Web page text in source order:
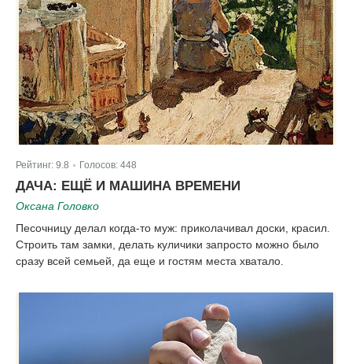
Рейтинг: 9.8 Голосов: 448
ДАЧА: ЕЩЁ И МАШИНА ВРЕМЕНИ
Оксана Головко
Песочницу делал когда-то муж: приколачивал доски, красил.
Строить там замки, делать куличики запросто можно было
сразу всей семьей, да еще и гостям места хватало.